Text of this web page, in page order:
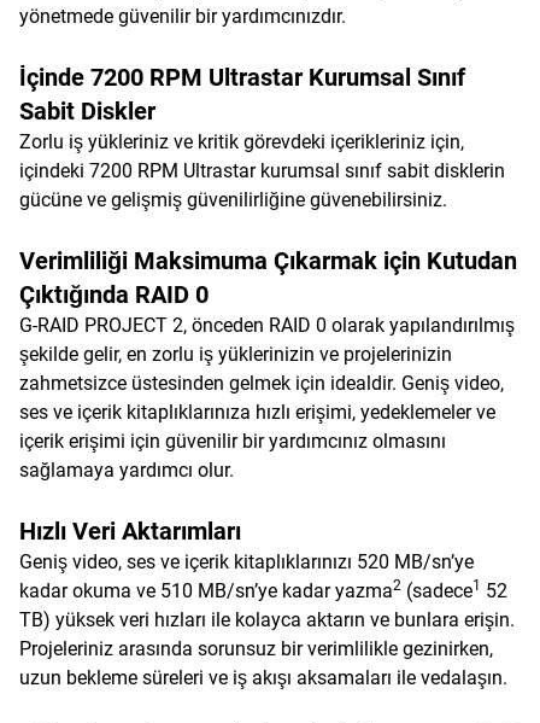
yönetmede güvenilir bir yardımcınızdır.
İçinde 7200 RPM Ultrastar Kurumsal Sınıf
Sabit Diskler
Zorlu iş yükleriniz ve kritik görevdeki içerikleriniz için,
içindeki 7200 RPM Ultrastar kurumsal sınıf sabit disklerin
gücüne ve gelişmiş güvenilirliğine güvenebilirsiniz.
Verimliliği Maksimuma Çıkarmak için Kutudan
Çıktığında RAID 0
G-RAID PROJECT 2, önceden RAID 0 olarak yapılandırılmış
şekilde gelir, en zorlu iş yüklerinizin ve projelerinizin
zahmetsizce üstesinden gelmek için idealdir. Geniş video,
ses ve içerik kitaplıklarınıza hızlı erişimi, yedeklemeler ve
içerik erişimi için güvenilir bir yardımcınız olmasını
sağlamaya yardımcı olur.
Hızlı Veri Aktarımları
Geniş video, ses ve içerik kitaplıklarınızı 520 MB/sn’ye
kadar okuma ve 510 MB/sn’ye kadar yazma2 (sadece1
52
TB) yüksek veri hızları ile kolayca aktarın ve bunlara erişin.
Projeleriniz arasında sorunsuz bir verimlilikle gezinirken,
uzun bekleme süreleri ve iş akışı aksamaları ile vedalaşın.